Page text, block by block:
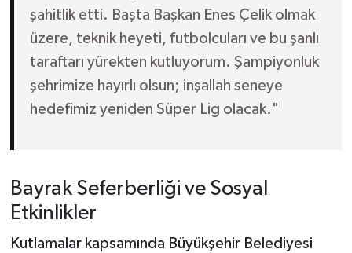
şahitlik etti. Başta Başkan Enes Çelik olmak
üzere, teknik heyeti, futbolcuları ve bu şanlı
taraftarı yürekten kutluyorum. Şampiyonluk
şehrimize hayırlı olsun; inşallah seneye
hedefimiz yeniden Süper Lig olacak."
Bayrak Seferberliği ve Sosyal
Etkinlikler
Kutlamalar kapsamında Büyükşehir Belediyesi